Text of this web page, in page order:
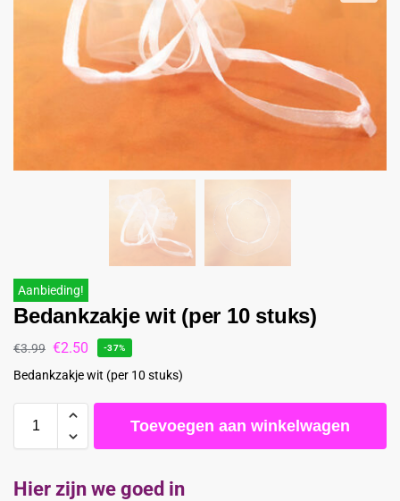
Aanbieding!
Bedankzakje wit (per 10 stuks)
€3.99 €2.50 -37%
Bedankzakje wit (per 10 stuks)
Toevoegen aan winkelwagen
Hier zijn we goed in